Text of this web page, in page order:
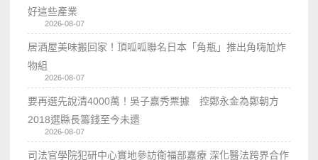
好這些產業
2026-08-07
居酒屋美味搬回家！頂呱呱聯名日本「角瓶」推出角嗨尬炸
物組
2026-08-07
要再選先說清4000萬！吳子嘉秀票據 控鄭永金為鄭朝方
2018選縣長籌錢至今未還
2026-08-07
司法官學院犯研中心實地參訪衛福部嘉療 深化醫法跨界合作